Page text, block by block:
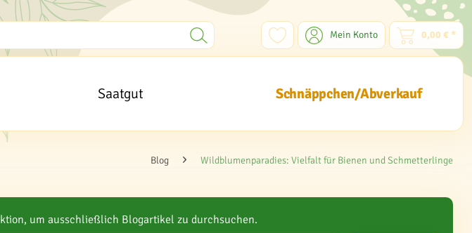
Mein Konto 0,00 € *
Saatgut Schnäppchen/Abverkauf
Blog Wildblumenparadies: Vielfalt für Bienen und Schmetterlinge
um ausschließlich Blogartikel zu durchsuchen.